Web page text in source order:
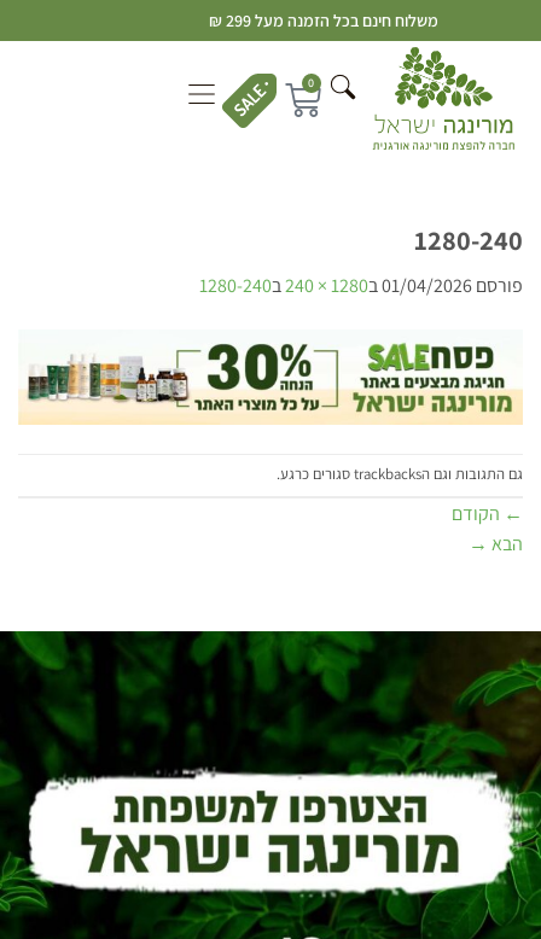
משלוח חינם בכל הזמנה מעל 299 ₪
0
1280-240
פורסם01/04/2026ב1280 × 240 ב1280-240
גם התגובות וגם הtrackbacks סגורים כרגע.
← הקודם
הבא →